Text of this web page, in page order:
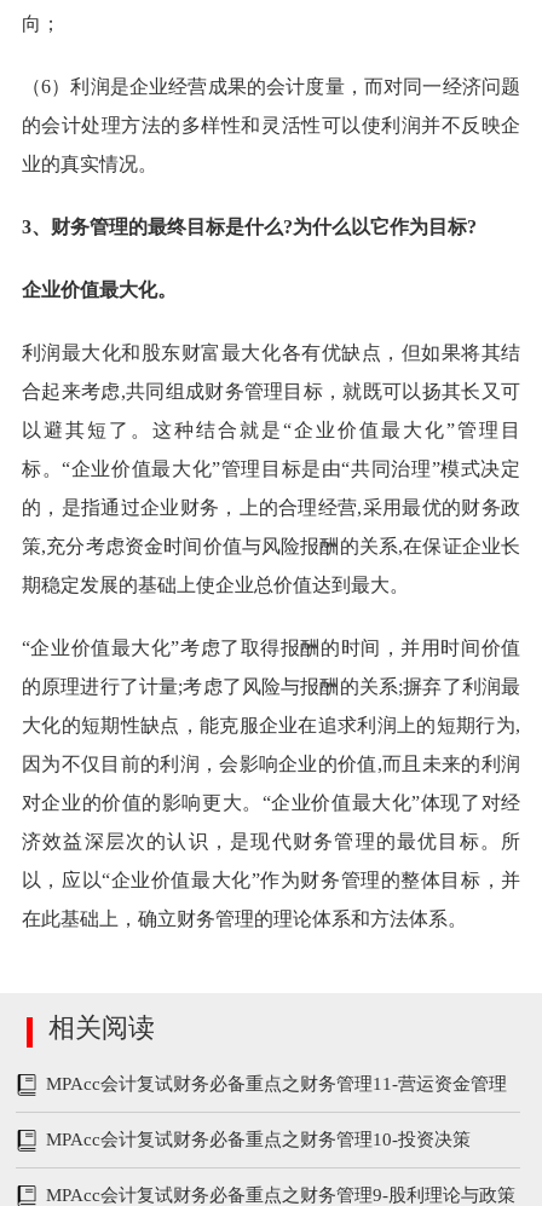
向；
（6）利润是企业经营成果的会计度量，而对同一经济问题
的会计处理方法的多样性和灵活性可以使利润并不反映企
业的真实情况。
3、财务管理的最终目标是什么?为什么以它作为目标?
企业价值最大化。
利润最大化和股东财富最大化各有优缺点，但如果将其结
合起来考虑,共同组成财务管理目标，就既可以扬其长又可
以避其短了。这种结合就是“企业价值最大化”管理目
标。“企业价值最大化”管理目标是由“共同治理”模式决定
的，是指通过企业财务，上的合理经营,采用最优的财务政
策,充分考虑资金时间价值与风险报酬的关系,在保证企业长
期稳定发展的基础上使企业总价值达到最大。
“企业价值最大化”考虑了取得报酬的时间，并用时间价值
的原理进行了计量;考虑了风险与报酬的关系;摒弃了利润最
大化的短期性缺点，能克服企业在追求利润上的短期行为,
因为不仅目前的利润，会影响企业的价值,而且未来的利润
对企业的价值的影响更大。“企业价值最大化”体现了对经
济效益深层次的认识，是现代财务管理的最优目标。所
以，应以“企业价值最大化”作为财务管理的整体目标，并
在此基础上，确立财务管理的理论体系和方法体系。
相关阅读
MPAcc会计复试财务必备重点之财务管理11-营运资金管理
MPAcc会计复试财务必备重点之财务管理10-投资决策
MPAcc会计复试财务必备重点之财务管理9-股利理论与政策